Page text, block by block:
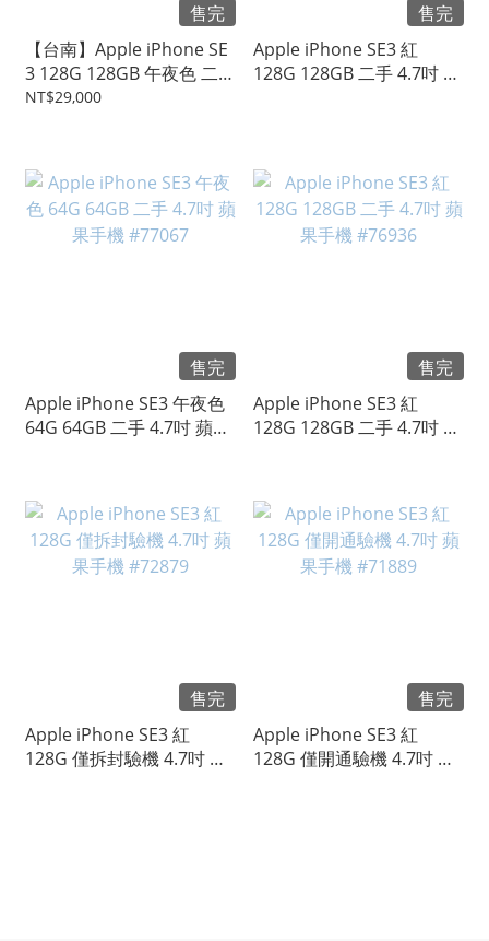
售完
【台南】Apple iPhone SE
3 128G 128GB 午夜色 二手
手機 #79734
NT$29,000
售完
Apple iPhone SE3 紅
128G 128GB 二手 4.7吋 蘋
售完
Apple iPhone SE3 午夜色
64G 64GB 二手 4.7吋 蘋果
售完
Apple iPhone SE3 紅
128G 128GB 二手 4.7吋 蘋
售完
Apple iPhone SE3 紅
128G 僅拆封驗機 4.7吋 蘋
售完
Apple iPhone SE3 紅
128G 僅開通驗機 4.7吋 蘋